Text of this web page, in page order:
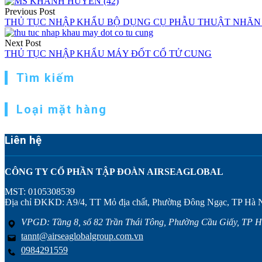
Previous Post
THỦ TỤC NHẬP KHẨU BỘ DỤNG CỤ PHẪU THUẬT
Next Post
THỦ TỤC NHẬP KHẨU MÁY ĐỐT CỔ TỬ CUNG
Tìm kiếm
Loại mặt hàng
Liên hệ
CÔNG TY CỔ PHẦN TẬP ĐOÀN AIRSEAGLOBAL
MST: 0105308539
Địa chỉ ĐKKD: A9/4, TT Mỏ địa chất, Phường Đông Ngạc, TP Hà
VPGD: Tầng 8, số 82 Trần Thái Tông, Phường Cầu Giấy, TP
tannt@airseaglobalgroup.com.vn
0984291559